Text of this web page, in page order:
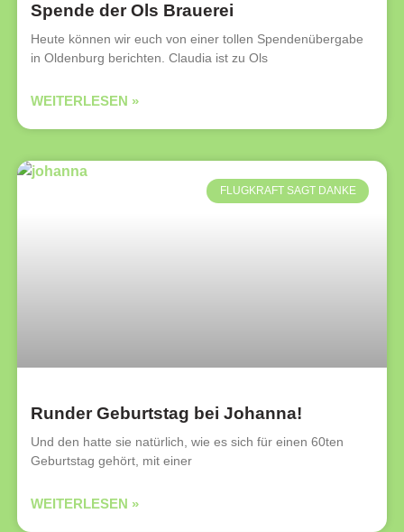
Spende der Ols Brauerei
Heute können wir euch von einer tollen Spendenübergabe
in Oldenburg berichten. Claudia ist zu Ols
WEITERLESEN »
FLUGKRAFT SAGT DANKE
Runder Geburtstag bei Johanna!
Und den hatte sie natürlich, wie es sich für einen 60ten
Geburtstag gehört, mit einer
WEITERLESEN »